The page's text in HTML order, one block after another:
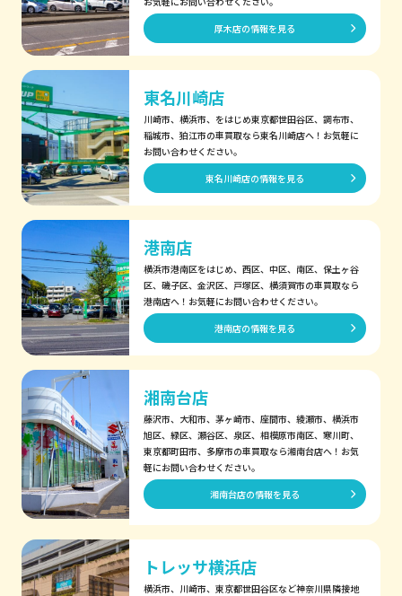
厚木店の情報を見る
東名川崎店
川崎市、横浜市、をはじめ東京都世田谷区、調布市、
稲城市、狛江市の車買取なら東名川崎店へ！お気軽に
お問い合わせください。
東名川崎店の情報を見る
港南店
横浜市港南区をはじめ、西区、中区、南区、保土ヶ谷
区、磯子区、金沢区、戸塚区、横須賀市の車買取なら
港南店へ！お気軽にお問い合わせください。
港南店の情報を見る
湘南台店
藤沢市、大和市、茅ヶ崎市、座間市、綾瀬市、横浜市
旭区、緑区、瀬谷区、泉区、相模原市南区、寒川町、
東京都町田市、多摩市の車買取なら湘南台店へ！お気
軽にお問い合わせください。
湘南台店の情報を見る
トレッサ横浜店
横浜市、川崎市、東京都世田谷区など神奈川県隣接地